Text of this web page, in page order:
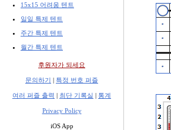
15x15 어려움 텐트
일일 특제 텐트
주간 특제 텐트
월간 특제 텐트
후원자가 되세요
문의하기 | 특정 번호 퍼즐
여러 퍼즐 출력 | 최단 기록실 | 통계
Privacy Policy
iOS App